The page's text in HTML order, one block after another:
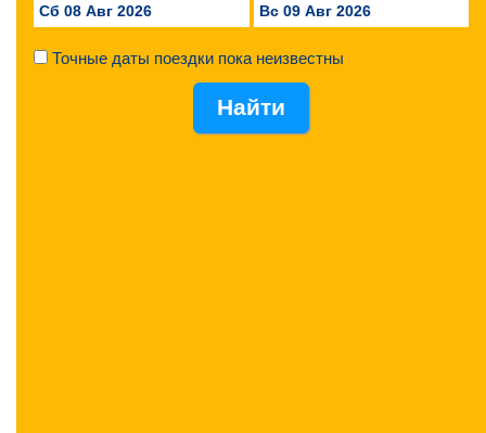
Сб 08 Авг 2026 Вс 09 Авг 2026
Точные даты поездки пока неизвестны